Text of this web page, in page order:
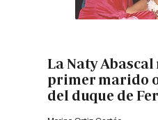
La Naty
primer marido
del duque de